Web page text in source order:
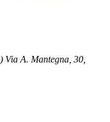
Via A. Mantegna, 30,